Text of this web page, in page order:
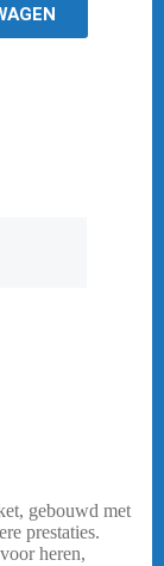
gebouwd met
prestaties.
heren,